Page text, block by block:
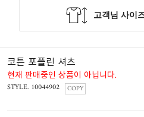
코튼 포플린 셔츠
현재 판매중인 상품이 아닙니다.
STYLE. 10044902 COPY